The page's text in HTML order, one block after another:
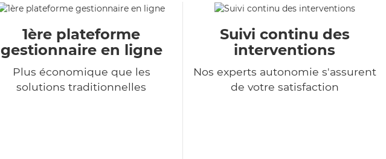
1ère plateforme
gestionnaire en ligne
Plus économique que les
solutions traditionnelles
Suivi continu des
interventions
Nos experts autonomie s'assurent
de votre satisfaction